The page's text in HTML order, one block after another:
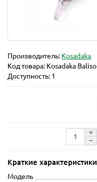
Производитель: Kosadaka
Код товара: Kosadaka
Доступность: 1
Краткие характеристики
Модель